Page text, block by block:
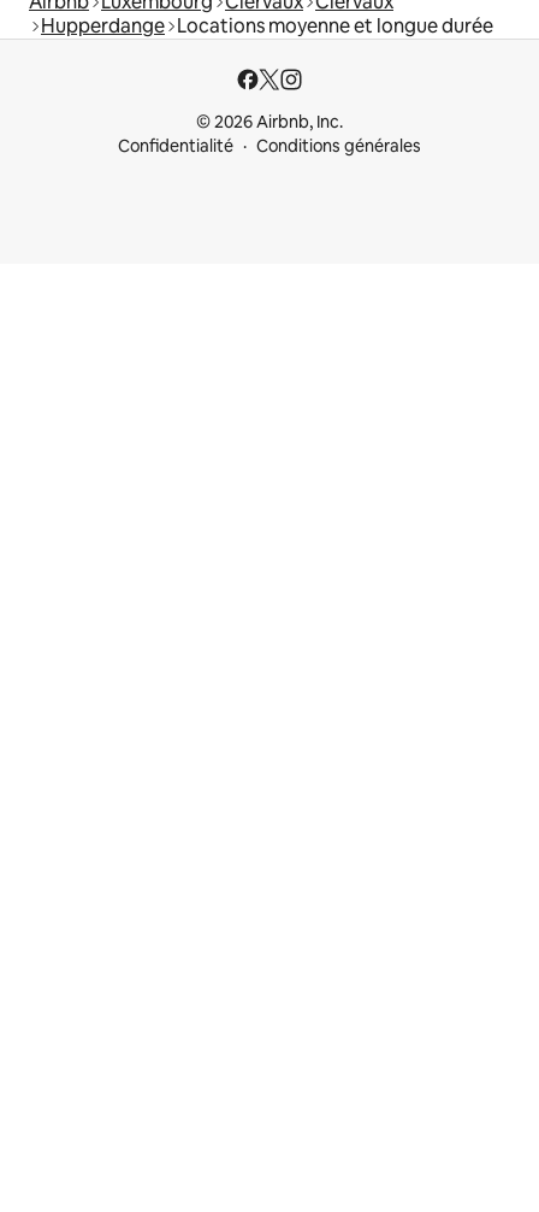
Hupperdange Locations moyenne et longue durée
© 2026 Airbnb, Inc.
Confidentialité
Conditions générales